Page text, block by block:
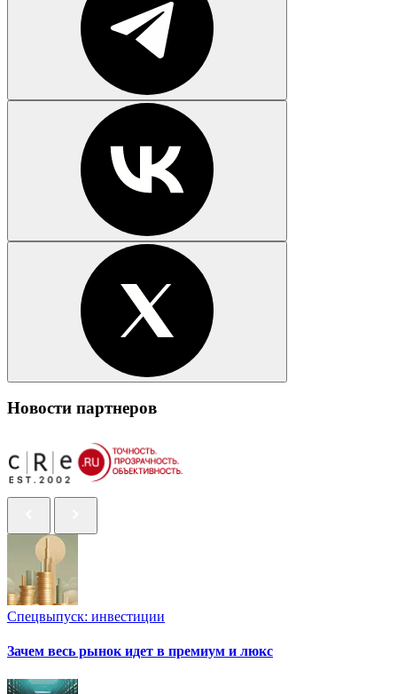
Новости партнеров
Спецвыпуск: инвестиции
Зачем весь рынок идет в премиум и люкс